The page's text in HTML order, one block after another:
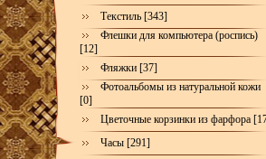
Текстиль [343]
Флешки для компьютера (роспись)
[12]
Фляжки [37]
Фотоальбомы из натуральной кожи
[0]
Цветочные корзинки из фарфора
Часы [291]